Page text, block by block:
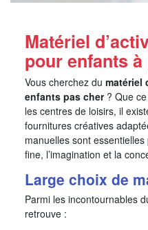
Matériel
pour enfants
Vous cherchez du matériel
enfants pas cher? Que ce
les centres de loisirs, il
fournitures créatives
manuelles sont
fine, l’imagination et la
Large choix de
Parmi les incontournables
retrouve :